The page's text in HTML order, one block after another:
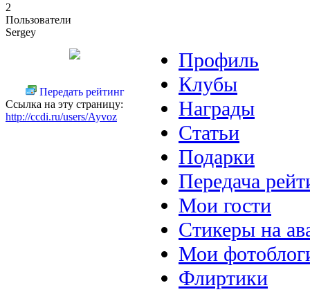
2
Пользователи
Sergey
Передать рейтинг
Ссылка на эту страницу:
http://ccdi.ru/users/Ayvoz
Профиль
Клубы
Награды
Статьи
Подарки
Передача
Мои гости
Стикеры на
Мои
Флиртики